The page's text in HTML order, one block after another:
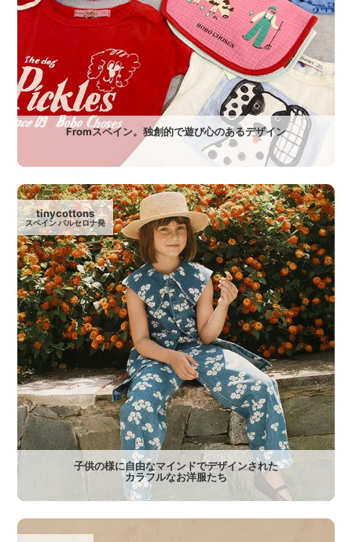
Fromスペイン。独創的で遊び心のあるデザイン
tinycottons
スペイン バルセロナ発
子供の様に自由なマインドでデザインされた
カラフルなお洋服たち